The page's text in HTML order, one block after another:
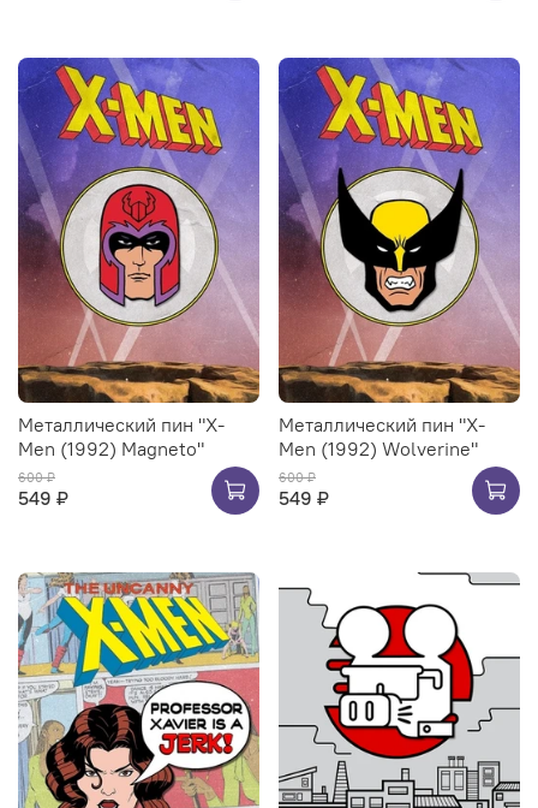
Металлический пин "X-
Men (1992) Magneto"
600 ₽
549 ₽
Металлический пин "X-
Men (1992) Wolverine"
600 ₽
549 ₽